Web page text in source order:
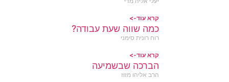
קרא עוד->
כמה שווה שעת עבודה?
רוח רונית סימני
קרא עוד->
הברכה שבשמיעה
הרב אליהו מזוז